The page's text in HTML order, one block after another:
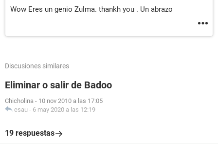
Wow Eres un genio Zulma. thankh you . Un abrazo
Discusiones similares
Eliminar o salir de Badoo
Chicholina - 10 nov 2010 a las 17:05
esau - 6 may 2020 a las 12:19
19 respuestas